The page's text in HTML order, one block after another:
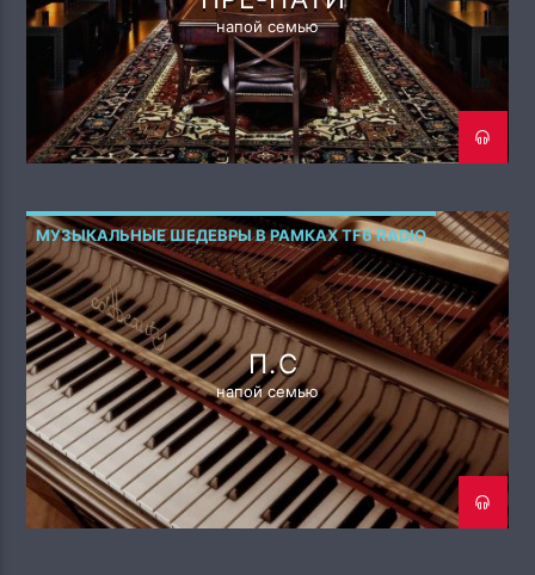
напой семью
МУЗЫКАЛЬНЫЕ ШЕДЕВРЫ В РАМКАХ TF6 RADIO
П.С
напой семью